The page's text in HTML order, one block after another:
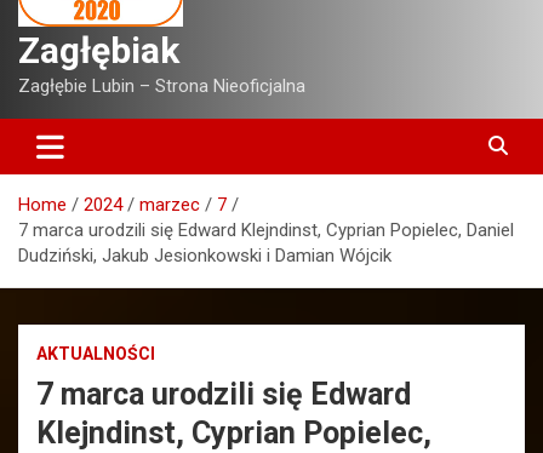
Zagłębiak
Zagłębie Lubin – Strona Nieoficjalna
Home 2024 marzec
7
7 marca urodzili się Edward Klejndinst, Cyprian Popielec, Daniel
Dudziński, Jakub Jesionkowski i Damian Wójcik
AKTUALNOŚCI
7 marca urodzili się Edward
Klejndinst, Cyprian Popielec,